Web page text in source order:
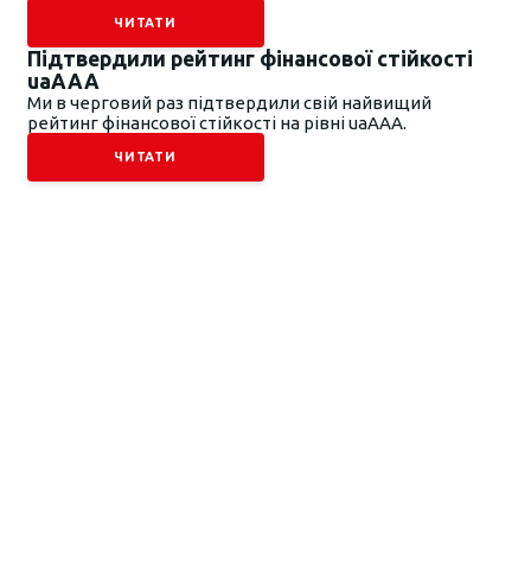
ЧИТАТИ
Підтвердили рейтинг фінансової стійкості
uaAAA
Ми в черговий раз підтвердили свій найвищий
рейтинг фінансової стійкості на рівні uaААА.
ЧИТАТИ